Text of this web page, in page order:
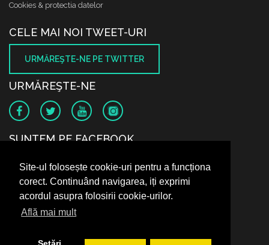
Site-ul folosește cookie-uri pentru a funcționa
corect. Continuând navigarea, iți exprimi
acordul asupra folosirii cookie-urilor.
Află mai mult
Cookies & protectia datelor
CELE MAI NOI TWEET-URI
URMĂREŞTE-NE PE TWITTER
URMĂREŞTE-NE
SUNTEM PE FACEBOOK